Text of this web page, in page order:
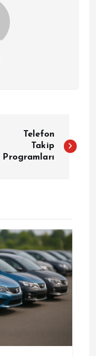
Telefon
Takip
Programları